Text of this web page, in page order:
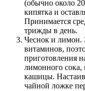
(обычно около
кипятка и
Принимается
трижды в день.
Чеснок и лимон.
витаминов,
приготовления
лимонного сока,
кашицы.
чайной ложке